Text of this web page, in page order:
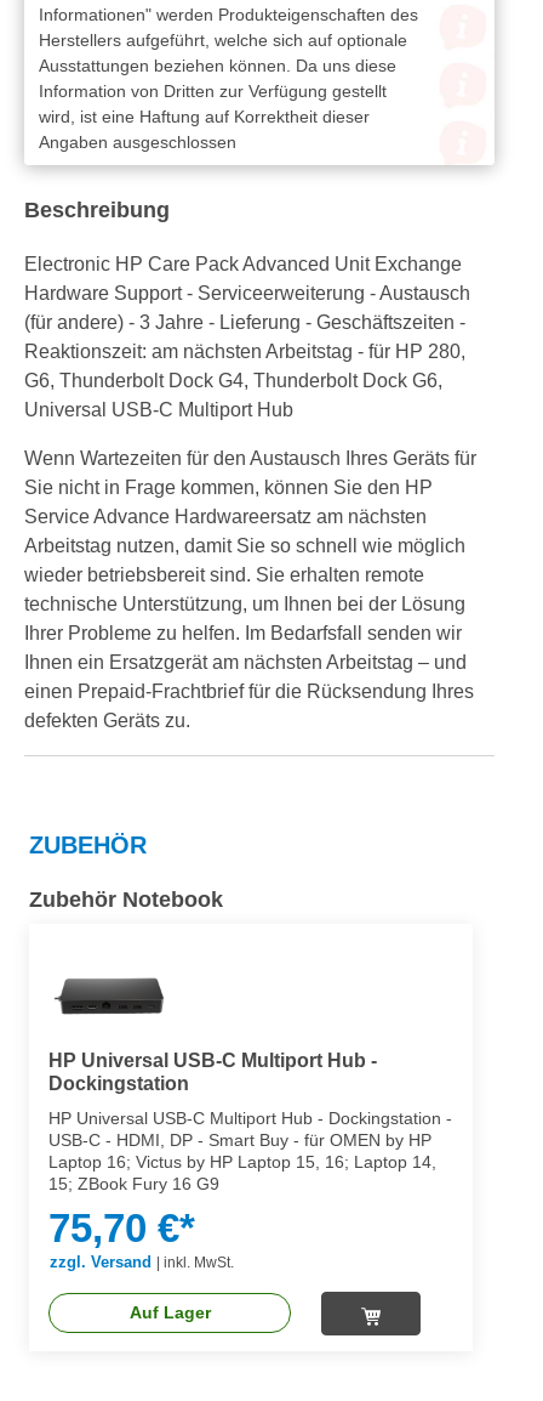
Informationen" werden Produkteigenschaften des
Herstellers aufgeführt, welche sich auf optionale
Ausstattungen beziehen können. Da uns diese
Information von Dritten zur Verfügung gestellt
wird, ist eine Haftung auf Korrektheit dieser
Angaben ausgeschlossen
Beschreibung
Electronic HP Care Pack Advanced Unit Exchange
Hardware Support - Serviceerweiterung - Austausch
(für andere) - 3 Jahre - Lieferung - Geschäftszeiten -
Reaktionszeit: am nächsten Arbeitstag - für HP 280,
G6, Thunderbolt Dock G4, Thunderbolt Dock G6,
Universal USB-C Multiport Hub
Wenn Wartezeiten für den Austausch Ihres Geräts für
Sie nicht in Frage kommen, können Sie den HP
Service Advance Hardwareersatz am nächsten
Arbeitstag nutzen, damit Sie so schnell wie möglich
wieder betriebsbereit sind. Sie erhalten remote
technische Unterstützung, um Ihnen bei der Lösung
Ihrer Probleme zu helfen. Im Bedarfsfall senden wir
Ihnen ein Ersatzgerät am nächsten Arbeitstag – und
einen Prepaid-Frachtbrief für die Rücksendung Ihres
defekten Geräts zu.
ZUBEHÖR
Zubehör Notebook
HP Universal USB-C Multiport Hub -
Dockingstation
HP Universal USB-C Multiport Hub - Dockingstation -
USB-C - HDMI, DP - Smart Buy - für OMEN by HP
Laptop 16; Victus by HP Laptop 15, 16; Laptop 14,
15; ZBook Fury 16 G9
75,70 €*
zzgl. Versand | inkl. MwSt.
Auf Lager